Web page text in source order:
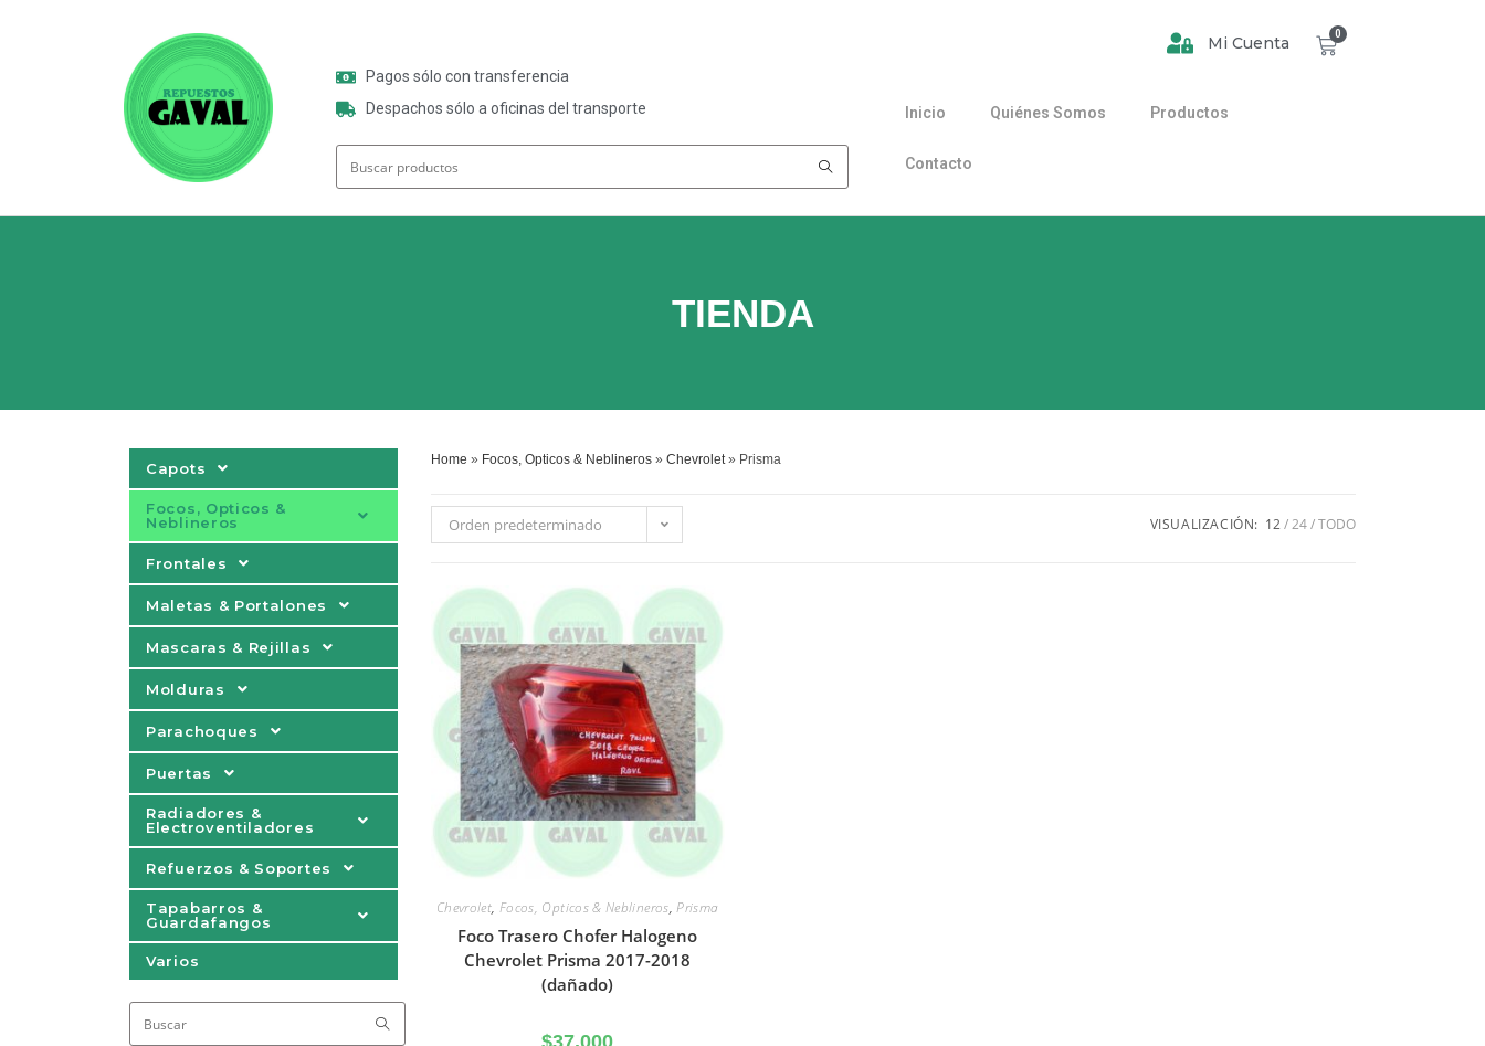
Pagos sólo con transferencia
Despachos sólo a oficinas del transporte
Mi Cuenta 0
Inicio Quiénes Somos Productos
Contacto
TIENDA
Capots
Focos, Opticos &
Neblineros
Frontales
Maletas & Portalones
Mascaras & Rejillas
Molduras
Parachoques
Puertas
Radiadores &
Electroventiladores
Refuerzos & Soportes
Tapabarros &
Guardafangos
Varios
Home » Focos, Opticos & Neblineros» Chevrolet» Prisma
Orden predeterminado VISUALIZACIÓN: 12 24 TODO
Chevrolet, Focos, Opticos & Neblineros,Prisma
Foco Trasero Chofer Halogeno
Chevrolet Prisma 2017-2018
(dañado)
$37.000